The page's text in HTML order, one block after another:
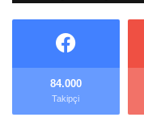
84.000
Takipçi